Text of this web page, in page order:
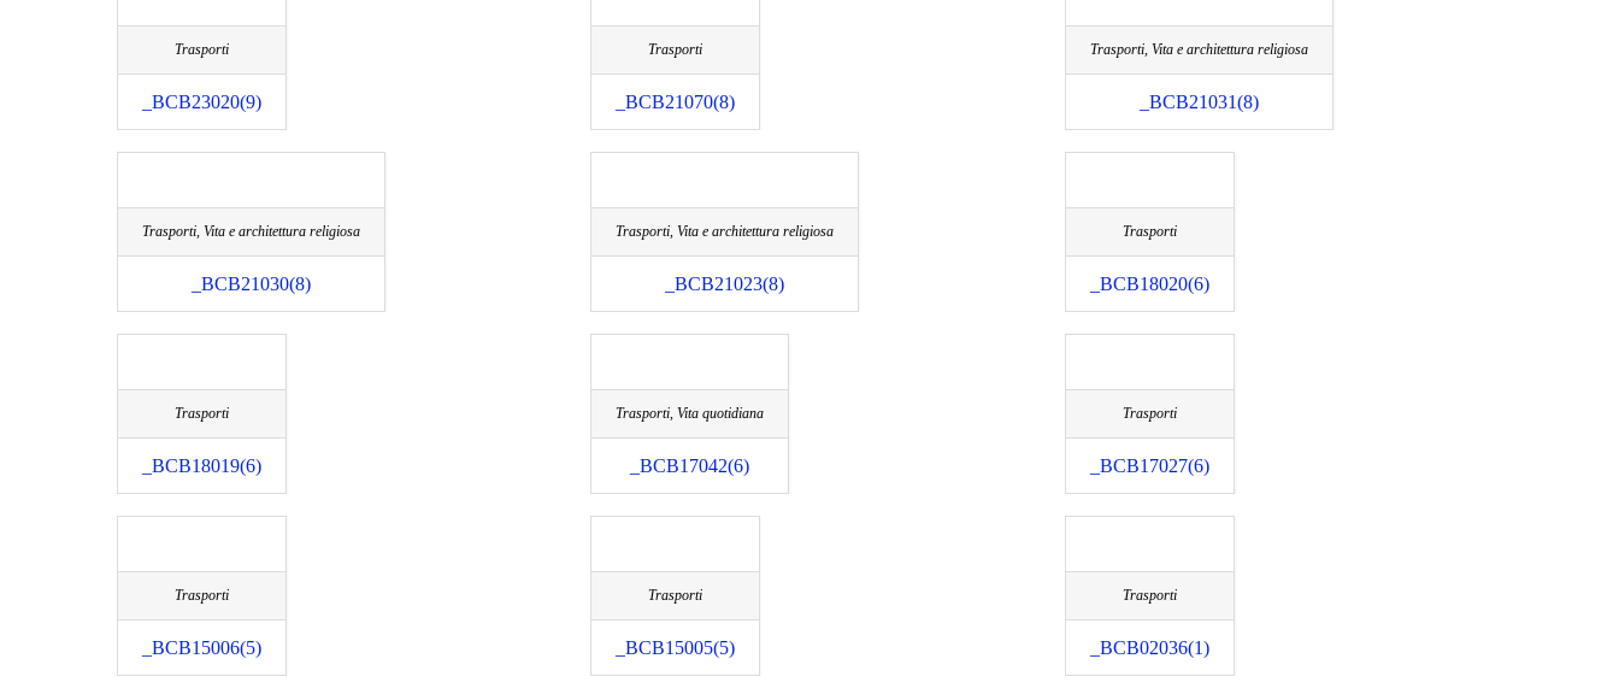
Trasporti
_BCB23020(9)
Trasporti
_BCB21070(8)
Trasporti, Vita e architettura religiosa
_BCB21031(8)
Trasporti, Vita e architettura religiosa
_BCB21030(8)
Trasporti, Vita e architettura religiosa
_BCB21023(8)
Trasporti
_BCB18020(6)
Trasporti
_BCB18019(6)
Trasporti, Vita quotidiana
_BCB17042(6)
Trasporti
_BCB17027(6)
Trasporti
_BCB15006(5)
Trasporti
_BCB15005(5)
Trasporti
_BCB02036(1)